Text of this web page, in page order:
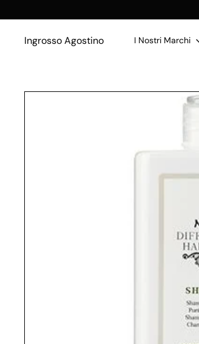
direttamente
contenutiIngrosso Agostino I Nostri Marchi